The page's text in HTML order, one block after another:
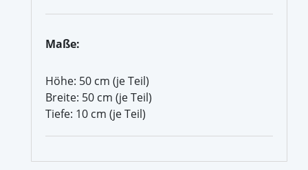
Maße:
Höhe: 50 cm (je Teil)
Breite: 50 cm (je Teil)
Tiefe: 10 cm (je Teil)